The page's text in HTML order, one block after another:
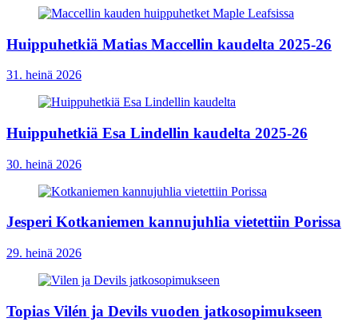
Huippuhetkiä Matias Maccellin kaudelta 2025-26
31. heinä 2026
Huippuhetkiä Esa Lindellin kaudelta 2025-26
30. heinä 2026
Jesperi Kotkaniemen kannujuhlia vietettiin Porissa
29. heinä 2026
Topias Vilén ja Devils vuoden jatkosopimukseen